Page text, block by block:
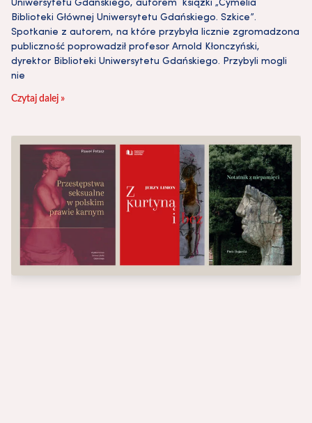
Uniwersytetu Gdańskiego, autorem książki „Cymelia
Biblioteki Głównej Uniwersytetu Gdańskiego. Szkice”.
Spotkanie z autorem, na które przybyła licznie zgromadzona
publiczność poprowadził profesor Arnold Kłonczyński,
dyrektor Biblioteki Uniwersytetu Gdańskiego. Przybyli mogli
nie
Czytaj dalej »